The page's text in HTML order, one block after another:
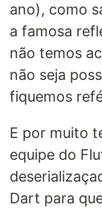
ano), como
a famosa
não temos
não seja
fiquemos
E por muito
equipe do
Dart para